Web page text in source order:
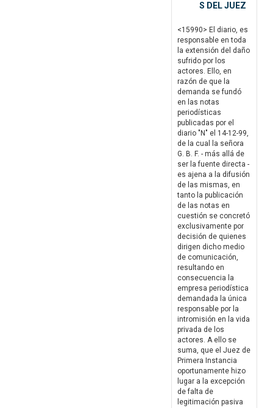
S DEL JUEZ
<15990> El diario, es
responsable en toda
la extensión del daño
sufrido por los
actores. Ello, en
razón de que la
demanda se fundó
en las notas
periodísticas
publicadas por el
diario "N" el 14-12-99,
de la cual la señora
G. B. F. - más allá de
ser la fuente directa -
es ajena a la difusión
de las mismas, en
tanto la publicación
de las notas en
cuestión se concretó
exclusivamente por
decisión de quienes
dirigen dicho medio
de comunicación,
resultando en
consecuencia la
empresa periodística
demandada la única
responsable por la
intromisión en la vida
privada de los
actores. A ello se
suma, que el Juez de
Primera Instancia
oportunamente hizo
lugar a la excepción
de falta de
legitimación pasiva